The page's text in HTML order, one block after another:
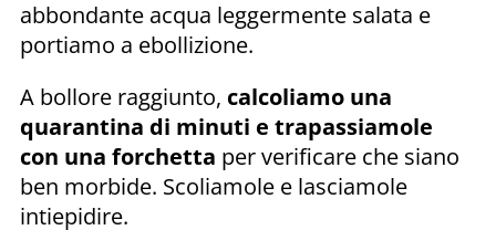
abbondante acqua leggermente salata e
portiamo a ebollizione.
A bollore raggiunto, calcoliamo una
quarantina di minuti e trapassiamole
con una forchetta per verificare che siano
ben morbide. Scoliamole e lasciamole
intiepidire.